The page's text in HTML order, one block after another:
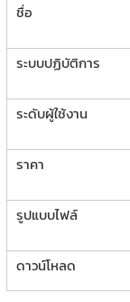
ชื่อ
ระบบปฏิบัติการ
ระดับผู้ใช้งาน
ราคา
รูปแบบไฟล์
ดาวน์โหลด